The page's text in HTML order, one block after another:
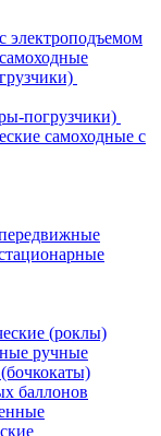
электроподъемом
погрузчики)
самоходные с
(роклы)
ручные
баллонов